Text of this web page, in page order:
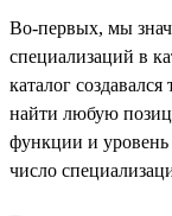
Во-первых, мы
специализаций в
каталог
найти любую
функции и
число